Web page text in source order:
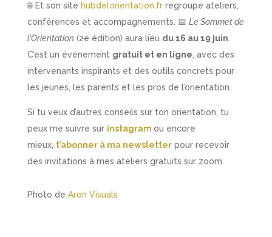
🌐 Et son site hubdelorientation.frregroupe ateliers,
conférences et accompagnements. 📅 Le Sommet de
l’Orientation(2e édition) aura lieu du 16 au 19 juin
C’est un événement gratuit et en ligne , avec des
intervenants inspirants et des outils concrets pour
les jeunes, les parents et les pros de l’orientation.
Si tu veux d’autres conseils sur ton orientation, tu
peux me suivre sur instagram ou encore
mieux, t’abonner à ma newsletterpour recevoir
des invitations à mes ateliers gratuits sur zoom.
Photo de Aron Visuals